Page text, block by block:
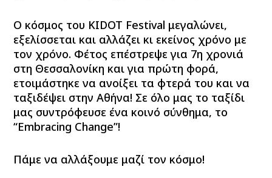
Ο κόσμος του KIDOT Festival μεγαλώνει,
εξελίσσεται και αλλάζει κι εκείνος χρόνο με
τον χρόνο. Φέτος επέστρεψε για 7η χρονιά
στη Θεσσαλονίκη και για πρώτη φορά,
ετοιμάστηκε να ανοίξει τα φτερά του και να
ταξιδέψει στην Αθήνα! Σε όλο μας το ταξίδι
μας συντρόφευσε ένα κοινό σύνθημα, το
“Embracing Change”!
Πάμε να αλλάξουμε μαζί τον κόσμο!